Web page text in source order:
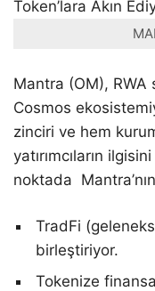
Mantra (OM), RWA
Cosmos
zinciri ve hem
yatırımcıların
noktada
TradFi
birleştiriyor.
Tokenize